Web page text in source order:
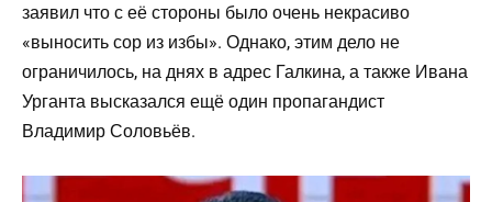
заявил что с её стороны было очень некрасиво
«выносить сор из избы». Однако, этим дело не
ограничилось, на днях в адрес Галкина, а также Ивана
Урганта высказался ещё один пропагандист
Владимир Соловьёв.